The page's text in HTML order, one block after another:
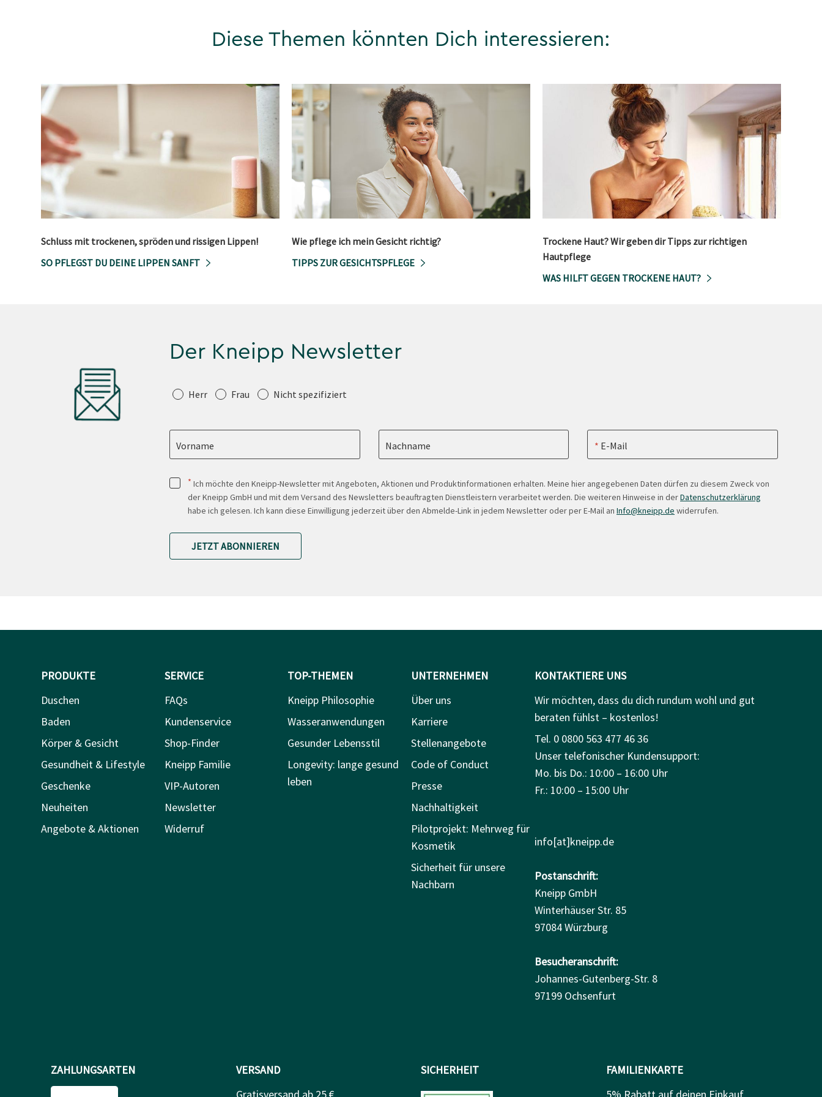
Diese Themen könnten Dich interessieren:
Schluss mit trockenen, spröden und rissigen Lippen!
SO PFLEGST DU DEINE LIPPEN SANFT
Wie pflege ich mein Gesicht richtig?
TIPPS ZUR GESICHTSPFLEGE
Trockene Haut? Wir geben dir Tipps zur richtigen
Hautpflege
WAS HILFT GEGEN TROCKENE HAUT?
Der Kneipp Newsletter
Anrede
Herr Frau Nicht spezifiziert
Vorname Nachname E-Mail
* Ich möchte den Kneipp-Newsletter mit Angeboten, Aktionen und Produktinformationen erhalten. Meine hier angegebenen Daten dürfen zu diesem Zweck von
der Kneipp GmbH und mit dem Versand des Newsletters beauftragten Dienstleistern verarbeitet werden. Die weiteren Hinweise in derDatenschutzerklärung
habe ich gelesen. Ich kann diese Einwilligung jederzeit über den Abmelde-Link in jedem Newsletter oder per E-Mail an Info@kneipp.de widerrufen.
JETZT ABONNIEREN
PRODUKTE
Duschen
Baden
Körper & Gesicht
Gesundheit & Lifestyle
Geschenke
Neuheiten
Angebote & Aktionen
SERVICE
FAQs
Kundenservice
Shop-Finder
Kneipp Familie
VIP-Autoren
Newsletter
Widerruf
TOP-THEMEN
Kneipp Philosophie
Wasseranwendungen
Gesunder Lebensstil
Longevity: lange gesund
leben
UNTERNEHMEN
Über uns
Karriere
Stellenangebote
Code of Conduct
Presse
Nachhaltigkeit
Pilotprojekt: Mehrweg für
Kosmetik
Sicherheit für unsere
Nachbarn
KONTAKTIERE UNS
Wir möchten, dass du dich rundum wohl und gut
beraten fühlst – kostenlos!
Tel. 0 0800 563 477 46 36
Unser telefonischer Kundensupport:
Mo. bis Do.: 10:00 – 16:00 Uhr
Fr.: 10:00 – 15:00 Uhr
info[at]kneipp.de
Postanschrift:
Kneipp GmbH
Winterhäuser Str. 85
97084 Würzburg
Besucheranschrift:
Johannes-Gutenberg-Str. 8
97199 Ochsenfurt
ZAHLUNGSARTEN
VERSAND
SICHERHEIT
FAMILIENKARTE